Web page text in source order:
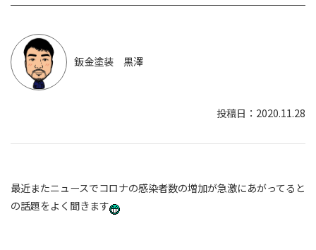
鈑金塗装 黒澤
2020.11.28
最近またニュースでコロナの感染者数の増加が急激にあがってると
の話題をよく聞きます